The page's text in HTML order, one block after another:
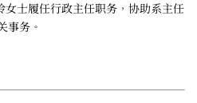
士履任行政主任职务，协助系主任
事务。